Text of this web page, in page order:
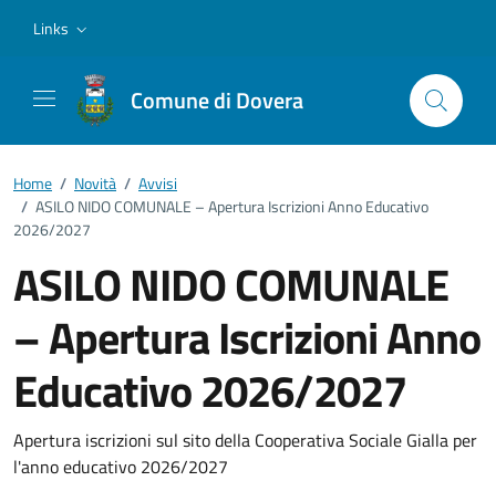
Links
Comune di Dovera
Home / Novità / Avvisi
/ ASILO NIDO COMUNALE – Apertura Iscrizioni Anno Educativo
2026/2027
ASILO NIDO COMUNALE
– Apertura Iscrizioni Anno
Educativo 2026/2027
Dettagli della notizia
Apertura iscrizioni sul sito della Cooperativa Sociale Gialla per
l'anno educativo 2026/2027